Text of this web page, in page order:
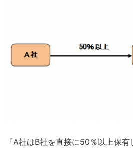
『A社はB社を直接に50％以上保有